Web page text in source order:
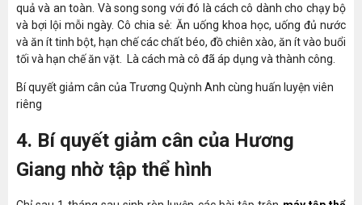
quả và an toàn. Và song song với đó là cách cô dành cho chạy bộ
và bợi lội mỗi ngày. Cô chia sẻ: Ăn uống khoa học, uống đủ nước
và ăn ít tinh bột, hạn chế các chất béo, đồ chiên xào, ăn ít vào buổi
tối và hạn chế ăn vặt. Là cách mà cô đã áp dụng và thành công.
Bí quyết giảm cân của Trương Quỳnh Anh cùng huấn luyện viên
riêng
4. Bí quyết giảm cân của Hương
Giang nhờ tập thể hình